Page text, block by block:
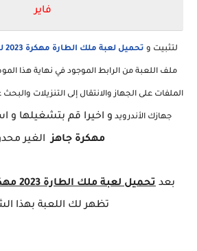
فاير
لتثبيت و تحميل لعبة ملك الطارة مهكرة 2023 للاندرويد
ملف اللعبة من الرابط الموجود في نهاية هذا
الملفات على الجهاز والانتقال إلى التنزيلات والبحث
جهازك الأندرويد و اخيرا قم بتشغيلها و
مهكرة جاهزالغير
بعد تحميل لعبة ملك الطارة 2023 مهكرة للاندرويد
تظهر لك اللعبة بهذا